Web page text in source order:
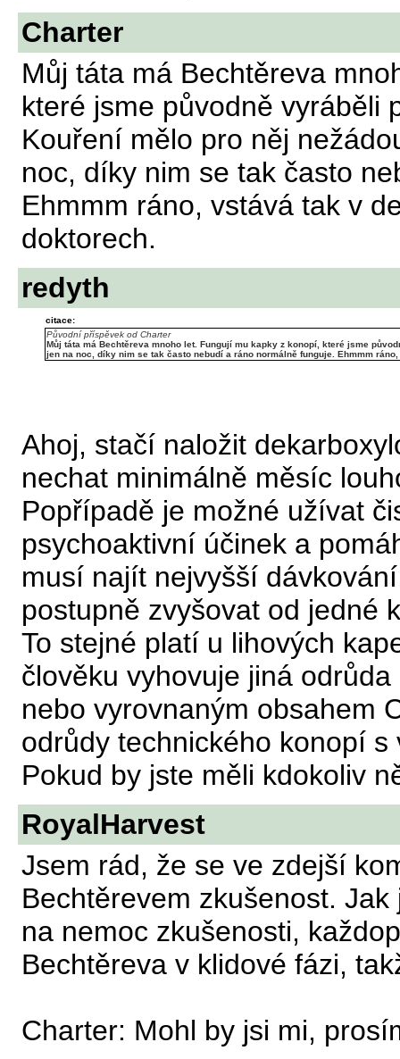
Charter
Můj táta má Bechtěreva
které jsme původně vyráběli
Kouření mělo pro něj
noc, díky nim se tak často
Ehmmm ráno, vstává tak v
doktorech.
redyth
citace:
Původní příspěvek od Charter
Můj táta má Bechtěreva mnoho let. Fungují mu kapky z konopí, které jsme
jen na noc, díky nim se tak často nebudí a ráno normálně funguje. Ehmmm
Ahoj, stačí naložit
nechat minimálně měsíc
Popřípadě je možné užívat
psychoaktivní účinek a
musí najít nejvyšší
postupně zvyšovat od jedné
To stejné platí u lihových
člověku vyhovuje jiná
nebo vyrovnaným obsahem
odrůdy technického konopí
Pokud by jste měli kdokoliv
RoyalHarvest
Jsem rád, že se ve zdejší
Bechtěrevem zkušenost.
na nemoc zkušenosti,
Bechtěreva v klidové fázi,
Charter: Mohl by jsi mi,